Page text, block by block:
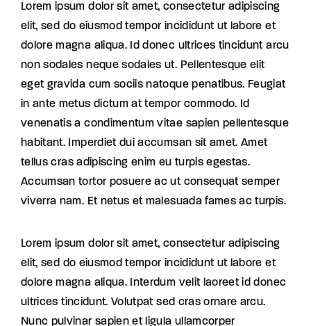
Lorem ipsum dolor sit amet, consectetur adipiscing
elit, sed do eiusmod tempor incididunt ut labore et
dolore magna aliqua. Id donec ultrices tincidunt arcu
non sodales neque sodales ut. Pellentesque elit
eget gravida cum sociis natoque penatibus. Feugiat
in ante metus dictum at tempor commodo. Id
venenatis a condimentum vitae sapien pellentesque
habitant. Imperdiet dui accumsan sit amet. Amet
tellus cras adipiscing enim eu turpis egestas.
Accumsan tortor posuere ac ut consequat semper
viverra nam. Et netus et malesuada fames ac turpis.
Lorem ipsum dolor sit amet, consectetur adipiscing
elit, sed do eiusmod tempor incididunt ut labore et
dolore magna aliqua. Interdum velit laoreet id donec
ultrices tincidunt. Volutpat sed cras ornare arcu.
Nunc pulvinar sapien et ligula ullamcorper